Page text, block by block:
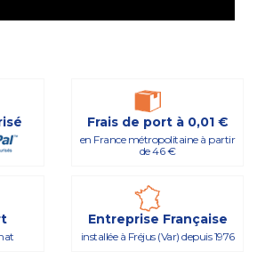
Frais de port à 0,01 €
en France métropolitaine à partir
de 46 €
Entreprise Française
installée à Fréjus (Var) depuis 1976